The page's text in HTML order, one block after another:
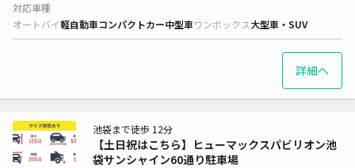
対応車種
オートバイ軽自動車コンパクトカー中型車ワンボックス大型車・SUV
詳細へ
【土日祝はこちら】ヒューマックスパビリオン池
袋サンシャイン60通り駐車場
池袋まで徒歩 12分